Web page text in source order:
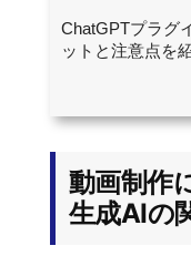
ChatGPTプラグ
ットと注意点を
動画制作
生成AIの